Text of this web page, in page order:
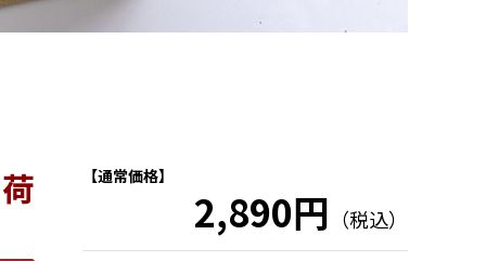
【通常価格】
2,890円 （税込）